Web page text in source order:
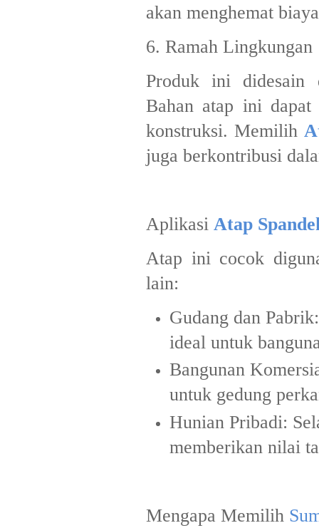
akan menghemat
6. Ramah Lingkungan
Produk ini didesain
Bahan atap ini dapat
konstruksi. Memilih
juga berkontribusi
Aplikasi Atap
Atap ini cocok
lain:
Gudang dan
ideal untuk
Bangunan
untuk gedung
Hunian Pribadi:
memberikan nilai
Mengapa Memilih